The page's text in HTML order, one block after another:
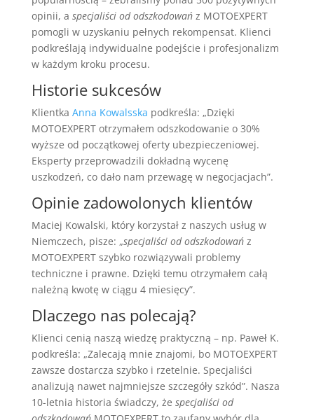
opinii, a specjaliści od odszkodowańz MOTOEXPERT
pomogli w uzyskaniu pełnych rekompensat. Klienci
podkreślają indywidualne podejście i profesjonalizm
w każdym kroku procesu.
Historie sukcesów
Klientka Anna Kowalsska podkreśla: „Dzięki
MOTOEXPERT otrzymałem odszkodowanie o 30%
wyższe od początkowej oferty ubezpieczeniowej.
Eksperty przeprowadzili dokładną wycenę
uszkodzeń, co dało nam przewagę w negocjacjach”.
Opinie zadowolonych klientów
Maciej Kowalski, który korzystał z naszych usług w
Niemczech, pisze: „specjaliści od odszkodowańz
MOTOEXPERT szybko rozwiązywali problemy
techniczne i prawne. Dzięki temu otrzymałem całą
należną kwotę w ciągu 4 miesięcy”.
Dlaczego nas polecają?
Klienci cenią naszą wiedzę praktyczną – np. Paweł K.
podkreśla: „Zalecają mnie znajomi, bo MOTOEXPERT
zawsze dostarcza szybko i rzetelnie. Specjaliści
analizują nawet najmniejsze szczegóły szkód”. Nasza
10-letnia historia świadczy, że specjaliści od